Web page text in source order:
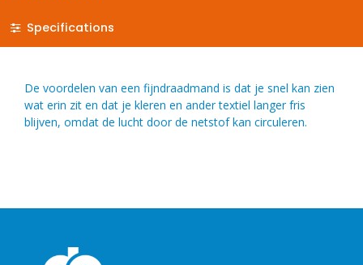
Specifications
De voordelen van een fijndraadmand is dat je snel kan zien
wat erin zit en dat je kleren en ander textiel langer fris
blijven, omdat de lucht door de netstof kan circuleren.